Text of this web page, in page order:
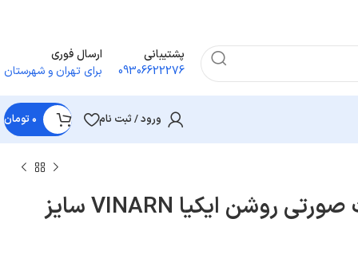
پشتیبانی
09306622276
ارسال فوری
برای تهران و شهرستان
ورود / ثبت نام ۰تومان
حوله دست و صورت صورتی روشن ایکیا VINARN سایز